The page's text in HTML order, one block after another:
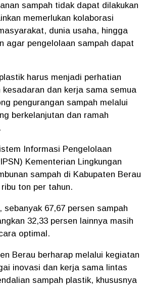
sampah tidak dapat dilakukan
memerlukan kolaborasi
dunia usaha, hingga
agar pengelolaan sampah dapat
harus menjadi perhatian
kesadaran dan kerja sama semua
pengurangan sampah melalui
berkelanjutan dan ramah
Informasi Pengelolaan
Kementerian Lingkungan
sampah di Kabupaten Berau
ton per tahun.
67,67 persen sampah
32,33 persen lainnya masih
optimal.
Berau berharap melalui kegiatan
inovasi dan kerja sama lintas
sampah plastik, khususnya